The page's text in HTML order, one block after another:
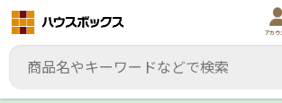
アカウ